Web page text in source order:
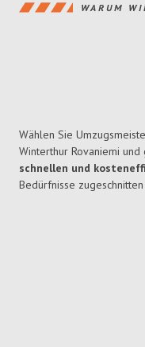
WARUM
Wählen Sie
Winterthur Rovaniemi
schnellen und
Bedürfnisse zugeschnitten